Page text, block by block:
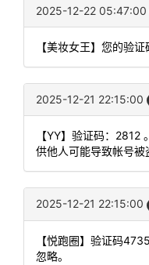
2025-12-22 05:47:00
【美妆女王】您的验证
2025-12-21 22:15:00
【YY】验证码：2812
供他人可能导致帐号被
2025-12-21 22:15:00
【悦跑圈】验证码
忽略。